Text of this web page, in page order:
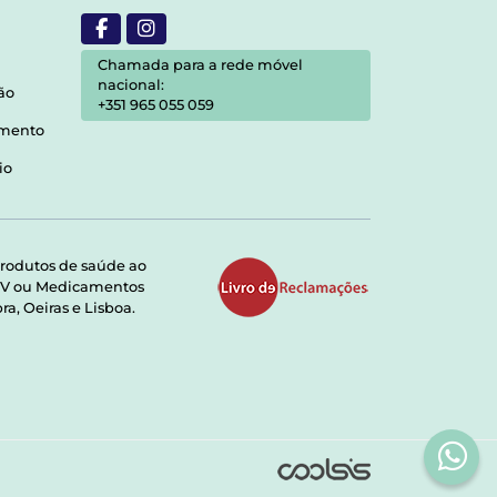
Chamada para a rede móvel
nacional:
+351 965 055 059
de saúde ao
ou Medicamentos
Oeiras e Lisboa.